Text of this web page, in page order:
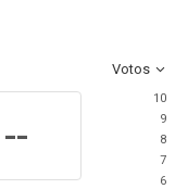
Votos
--
10
9
8
7
6